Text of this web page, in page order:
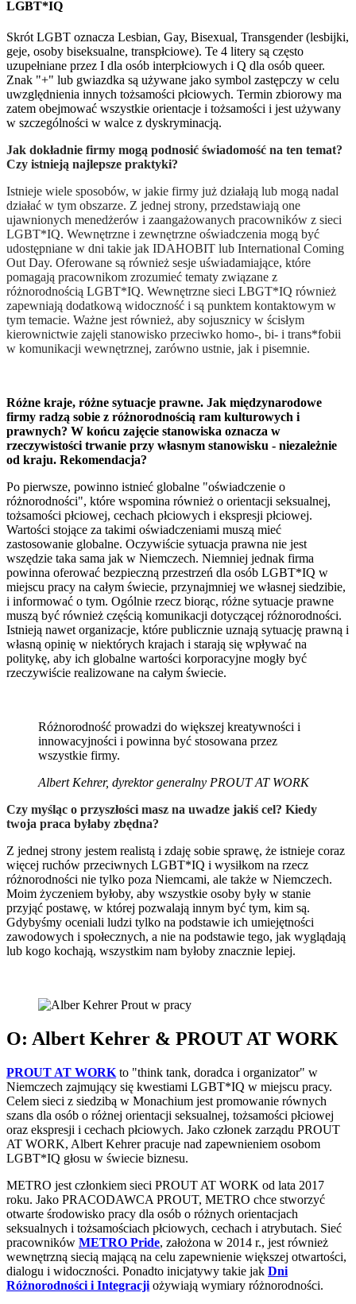
LGBT*IQ
Skrót LGBT oznacza Lesbian, Gay, Bisexual, Transgender (lesbijki,
geje, osoby biseksualne, transpłciowe). Te 4 litery są często
uzupełniane przez I dla osób interpłciowych i Q dla osób queer.
Znak "+" lub gwiazdka są używane jako symbol zastępczy w celu
uwzględnienia innych tożsamości płciowych. Termin zbiorowy ma
zatem obejmować wszystkie orientacje i tożsamości i jest używany
w szczególności w walce z dyskryminacją.
Jak dokładnie firmy mogą podnosić świadomość na ten temat?
Czy istnieją najlepsze praktyki?
Istnieje wiele sposobów, w jakie firmy już działają lub mogą nadal
działać w tym obszarze. Z jednej strony, przedstawiają one
ujawnionych menedżerów i zaangażowanych pracowników z sieci
LGBT*IQ. Wewnętrzne i zewnętrzne oświadczenia mogą być
udostępniane w dni takie jak IDAHOBIT lub International Coming
Out Day. Oferowane są również sesje uświadamiające, które
pomagają pracownikom zrozumieć tematy związane z
różnorodnością LGBT*IQ. Wewnętrzne sieci LBGT*IQ również
zapewniają dodatkową widoczność i są punktem kontaktowym w
tym temacie. Ważne jest również, aby sojusznicy w ścisłym
kierownictwie zajęli stanowisko przeciwko homo-, bi- i trans*fobii
w komunikacji wewnętrznej, zarówno ustnie, jak i pisemnie.
Różne kraje, różne sytuacje prawne. Jak międzynarodowe
firmy radzą sobie z różnorodnością ram kulturowych i
prawnych? W końcu zajęcie stanowiska oznacza w
rzeczywistości trwanie przy własnym stanowisku - niezależnie
od kraju. Rekomendacja?
Po pierwsze, powinno istnieć globalne "oświadczenie o
różnorodności", które wspomina również o orientacji seksualnej,
tożsamości płciowej, cechach płciowych i ekspresji płciowej.
Wartości stojące za takimi oświadczeniami muszą mieć
zastosowanie globalne. Oczywiście sytuacja prawna nie jest
wszędzie taka sama jak w Niemczech. Niemniej jednak firma
powinna oferować bezpieczną przestrzeń dla osób LGBT*IQ w
miejscu pracy na całym świecie, przynajmniej we własnej siedzibie,
i informować o tym. Ogólnie rzecz biorąc, różne sytuacje prawne
muszą być również częścią komunikacji dotyczącej różnorodności.
Istnieją nawet organizacje, które publicznie uznają sytuację prawną i
własną opinię w niektórych krajach i starają się wpływać na
politykę, aby ich globalne wartości korporacyjne mogły być
rzeczywiście realizowane na całym świecie.
Różnorodność prowadzi do większej kreatywności i
innowacyjności i powinna być stosowana przez
wszystkie firmy.
Albert Kehrer, dyrektor generalny PROUT AT WORK
Czy myśląc o przyszłości masz na uwadze jakiś cel? Kiedy
twoja praca byłaby zbędna?
Z jednej strony jestem realistą i zdaję sobie sprawę, że istnieje coraz
więcej ruchów przeciwnych LGBT*IQ i wysiłkom na rzecz
różnorodności nie tylko poza Niemcami, ale także w Niemczech.
Moim życzeniem byłoby, aby wszystkie osoby były w stanie
przyjąć postawę, w której pozwalają innym być tym, kim są.
Gdybyśmy oceniali ludzi tylko na podstawie ich umiejętności
zawodowych i społecznych, a nie na podstawie tego, jak wyglądają
lub kogo kochają, wszystkim nam byłoby znacznie lepiej.
O: Albert Kehrer & PROUT AT WORK
PROUT AT WORK to "think tank, doradca i organizator" w
Niemczech zajmujący się kwestiami LGBT*IQ w miejscu pracy.
Celem sieci z siedzibą w Monachium jest promowanie równych
szans dla osób o różnej orientacji seksualnej, tożsamości płciowej
oraz ekspresji i cechach płciowych. Jako członek zarządu PROUT
AT WORK, Albert Kehrer pracuje nad zapewnieniem osobom
LGBT*IQ głosu w świecie biznesu.
METRO jest członkiem sieci PROUT AT WORK od lata 2017
roku. Jako PRACODAWCA PROUT, METRO chce stworzyć
otwarte środowisko pracy dla osób o różnych orientacjach
seksualnych i tożsamościach płciowych, cechach i atrybutach. Sieć
pracowników METRO Pride, założona w 2014 r., jest również
wewnętrzną siecią mającą na celu zapewnienie większej otwartości,
dialogu i widoczności. Ponadto inicjatywy takie jak Dni
Różnorodności i Integracji ożywiają wymiary różnorodności.